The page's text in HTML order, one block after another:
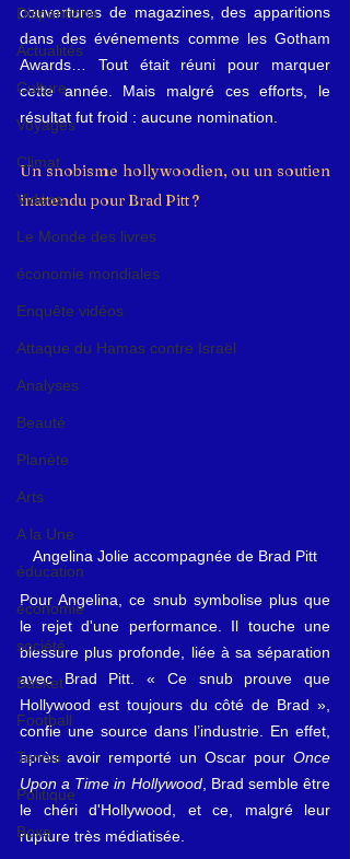
Disparitions
Actualités
Culture
Voyages
Climat
Vidéos
Le Monde des livres
économie mondiales
Enquête vidéos
Attaque du Hamas contre Israël
Analyses
Beauté
Planète
Arts
A la Une
éducation
économie
société
Basket
Football
Tennis
Politique
Boxe
couvertures de magazines, des apparitions
dans des événements comme les Gotham
Awards… Tout était réuni pour marquer
cette année. Mais malgré ces efforts, le
résultat fut froid : aucune nomination.
Un snobisme hollywoodien, ou un soutien
inattendu pour Brad Pitt ?
Angelina Jolie accompagnée de Brad Pitt
Pour Angelina, ce snub symbolise plus que
le rejet d'une performance. Il touche une
blessure plus profonde, liée à sa séparation
avec Brad Pitt. « Ce snub prouve que
Hollywood est toujours du côté de Brad »,
confie une source dans l’industrie. En effet,
après avoir remporté un Oscar pour Once
Upon a Time in Hollywood, Brad semble être
le chéri d'Hollywood, et ce, malgré leur
rupture très médiatisée.